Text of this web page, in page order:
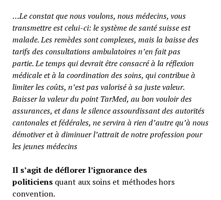
…Le constat que nous voulons, nous médecins, vous
transmettre est celui-ci: le système de santé suisse est
malade. Les remèdes sont complexes, mais la baisse des
tarifs des consultations ambulatoires n’en fait pas
partie.Le temps qui devrait être consacré à la réflexion
médicale et à la coordination des soins, qui contribue à
limiter les coûts, n’est pas valorisé à sa juste valeur.
Baisser la valeur du point TarMed, au bon vouloir des
assurances, et dans le silence assourdissant des autorités
cantonales et fédérales, ne servira à rien d’autre qu’à nous
démotiver et à diminuer l’attrait de notre profession pour
les jeunes médecins
Il s’agit de déflorer l’ignorance des
politiciensquant aux soins et méthodes hors
convention.